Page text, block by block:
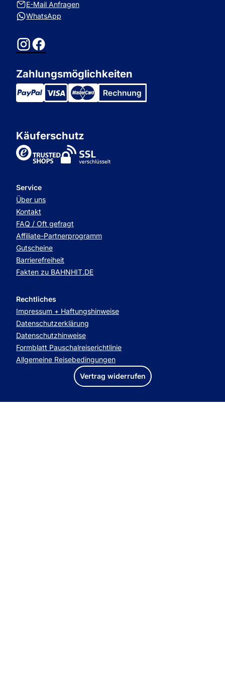
E-Mail Anfragen
WhatsApp
InstagramFacebook
Zahlungsmöglichkeiten
Käuferschutz
TrustedShops
Service
Über uns
Kontakt
FAQ / Oft gefragt
Affiliate-Partnerprogramm
Gutscheine
Barrierefreiheit
Fakten zu BAHNHIT.DE
Rechtliches
Impressum + Haftungshinweise
Datenschutzerklärung
Datenschutzhinweise
Formblatt Pauschalreiserichtlinie
Allgemeine Reisebedingungen
Vertrag widerrufen